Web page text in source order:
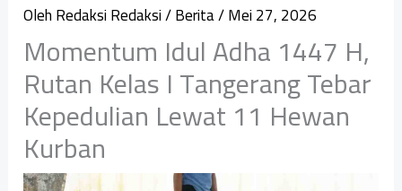
OlehRedaksi Redaksi/Berita/Mei 27, 2026
Momentum Idul Adha 1447 H,
Rutan Kelas I Tangerang Tebar
Kepedulian Lewat 11 Hewan
Kurban